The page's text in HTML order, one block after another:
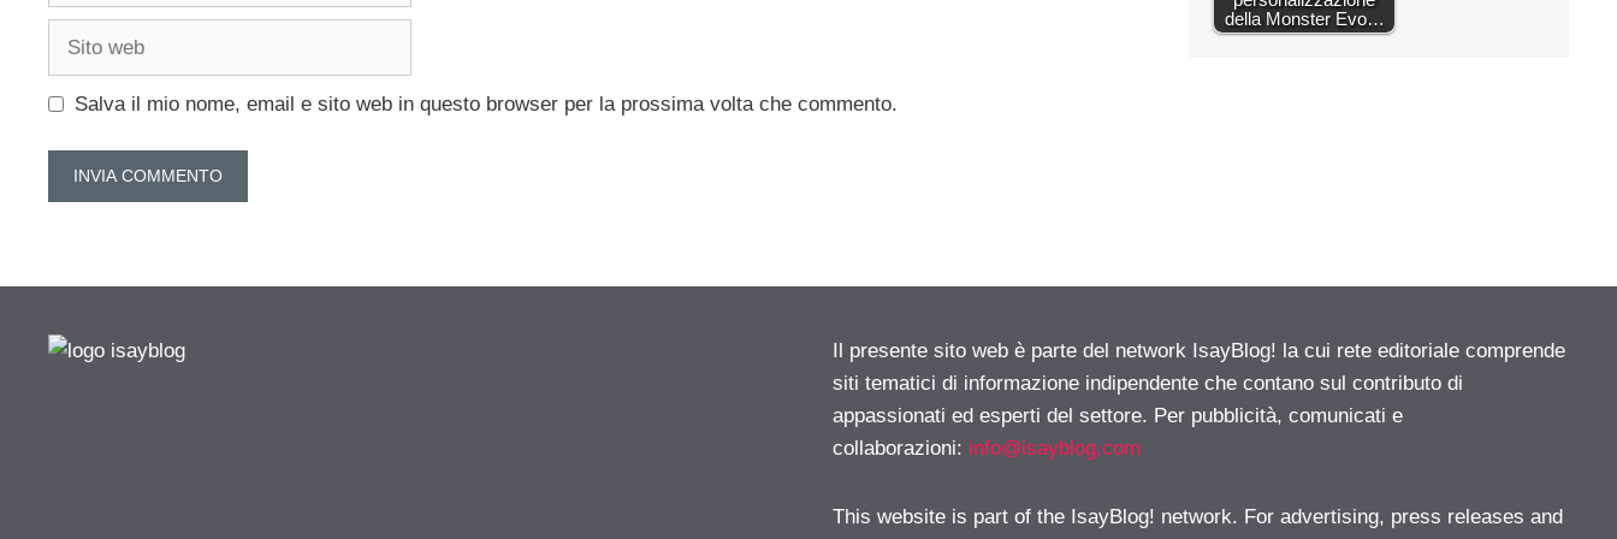
Salva il mio nome, email e sito web in questo browser per la prossima volta che commento.
della Monster Evo…
Il presente sito web è parte del network IsayBlog! la cui rete editoriale comprende
siti tematici di informazione indipendente che contano sul contributo di
appassionati ed esperti del settore. Per pubblicità, comunicati e
collaborazioni: info@isayblog.com
This website is part of the IsayBlog! network. For advertising, press releases and